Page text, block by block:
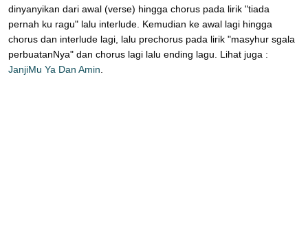
dinyanyikan dari awal (verse) hingga chorus pada lirik "tiada
pernah ku ragu" lalu interlude. Kemudian ke awal lagi hingga
chorus dan interlude lagi, lalu prechorus pada lirik "masyhur sgala
perbuatanNya" dan chorus lagi lalu ending lagu. Lihat juga :
JanjiMu Ya Dan Amin